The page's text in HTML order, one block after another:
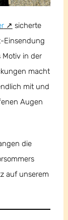
sicherte
Einsendung
Motiv in der
macht
mit und
Augen
die
auf unserem